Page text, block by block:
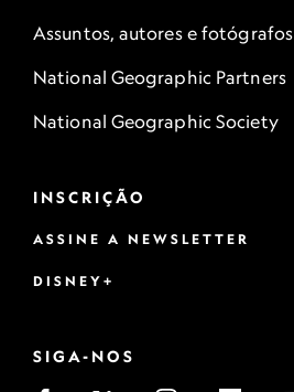
Assuntos, autores e fotógrafos
National Geographic Partners
National Geographic Society
INSCRIÇÃO
ASSINE A NEWSLETTER
DISNEY+
SIGA-NOS